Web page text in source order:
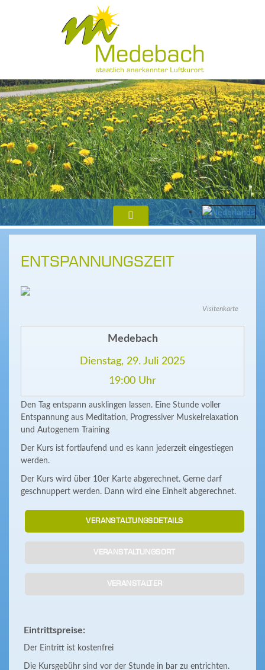
ENTSPANNUNGSZEIT
Visitenkarte
Medebach
Dienstag, 29. Juli 2025
19:00 Uhr
Den Tag entspann ausklingen lassen. Eine Stunde voller
Entspannung aus Meditation, Progressiver Muskelrelaxation
und Autogenem Training
Der Kurs ist fortlaufend und es kann jederzeit eingestiegen
werden.
Der Kurs wird über 10er Karte abgerechnet. Gerne darf
geschnuppert werden. Dann wird eine Einheit abgerechnet.
VERANSTALTUNGSDETAILS
VERANSTALTUNGSORT
VERANSTALTER
Eintrittspreise:
Der Eintritt ist kostenfrei
Die Kursgebühr sind vor der Stunde in bar zu entrichten.